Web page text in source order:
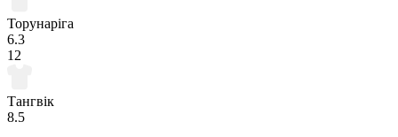
Торунаріга
6.3
12
Тангвік
8.5